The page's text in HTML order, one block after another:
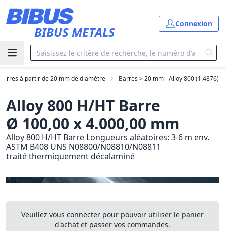
BIBUS METALS
Connexion
à partir de 20 mm de diamètre Barres > 20 mm - Alloy 800 (1.4876)
Alloy 800 H/HT Barre
Ø 100,00 x 4.000,00 mm
Alloy 800 H/HT Barre Longueurs aléatoires: 3-6 m env.
ASTM B408 UNS N08800/N08810/N08811
traité thermiquement décalaminé
Veuillez vous connecter pour pouvoir utiliser le panier
d'achat et passer vos commandes.